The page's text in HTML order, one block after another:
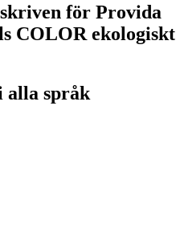
för Provida
COLOR ekologiskt
alla språk